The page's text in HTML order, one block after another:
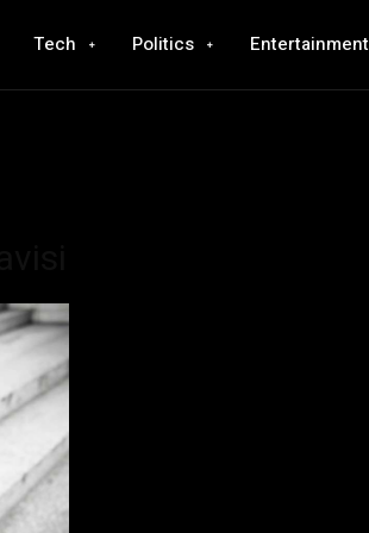
Tech Politics Entertainment